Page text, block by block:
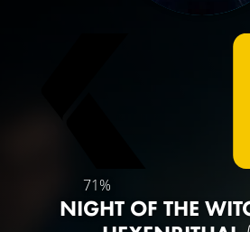
71%
NIGHT OF THE